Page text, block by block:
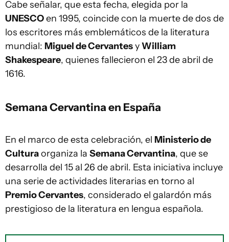
Cabe señalar, que esta fecha, elegida por la
UNESCOen 1995, coincide con la muerte de dos de
los escritores más emblemáticos de la literatura
mundial: Miguel de CervantesyWilliam
Shakespeare, quienes fallecieron el 23 de abril de
1616.
Semana Cervantina en España
En el marco de esta celebración, el Ministerio de
Culturaorganiza la Semana Cervantina, que se
desarrolla del 15 al 26 de abril. Esta iniciativa incluye
una serie de actividades literarias en torno al
Premio Cervantes, considerado el galardón más
prestigioso de la literatura en lengua española.